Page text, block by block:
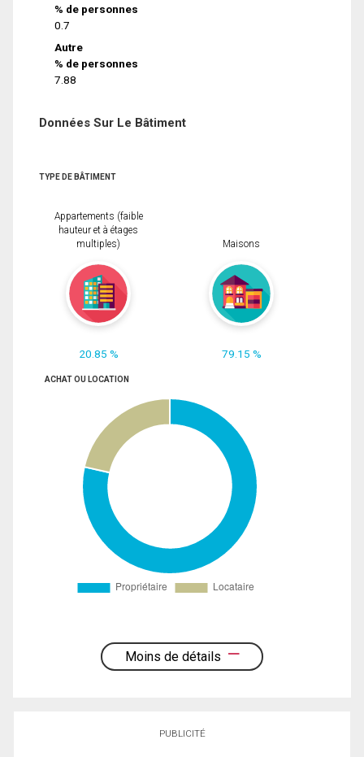
% de personnes
0.7
Autre
% de personnes
7.88
Données Sur Le Bâtiment
TYPE DE BÂTIMENT
Appartements (faible
hauteur et à étages
multiples)
20.85 %
Maisons
79.15 %
ACHAT OU LOCATION
Moins de détails
PUBLICITÉ